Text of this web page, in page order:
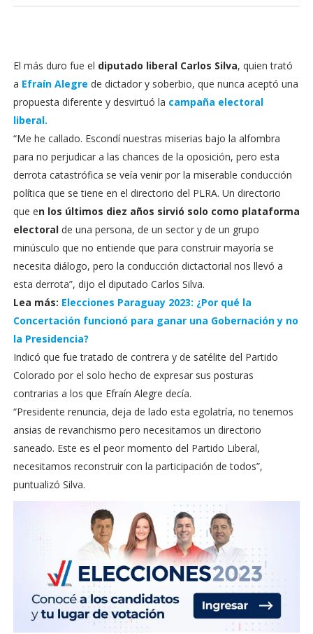
El más duro fue el diputado liberal Carlos Silva, quien trató
a Efraín Alegre de dictador y soberbio, que nunca aceptó una
propuesta diferente y desvirtuó la campaña electoral
liberal.
“Me he callado. Escondí nuestras miserias bajo la alfombra
para no perjudicar a las chances de la oposición, pero esta
derrota catastrófica se veía venir por la miserable conducción
política que se tiene en el directorio del PLRA. Un directorio
que en los últimos diez años sirvió solo como plataforma
electoralde una persona, de un sector y de un grupo
minúsculo que no entiende que para construir mayoría se
necesita diálogo, pero la conducción dictactorial nos llevó a
esta derrota”, dijo el diputado Carlos Silva.
Lea más: Elecciones Paraguay 2023: ¿Por qué la
Concertación funcionó para ganar una Gobernación y no
la Presidencia?
Indicó que fue tratado de contrera y de satélite del Partido
Colorado por el solo hecho de expresar sus posturas
contrarias a los que Efraín Alegre decía.
“Presidente renuncia, deja de lado esta egolatría, no tenemos
ansias de revanchismo pero necesitamos un directorio
saneado. Este es el peor momento del Partido Liberal,
necesitamos reconstruir con la participación de todos”,
puntualizó Silva.